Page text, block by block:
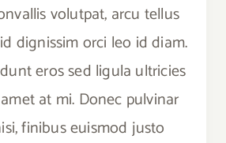
volutpat, arcu tellus
dignissim orci leo id diam.
eros sed ligula ultricies
at mi. Donec pulvinar
finibus euismod justo